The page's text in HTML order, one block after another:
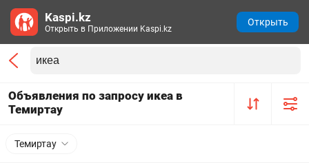
Объявления по запросу икеа в
Темиртау
Темиртау
Kaspi.kz
Открыть в Приложении Kaspi.kz
Открыть